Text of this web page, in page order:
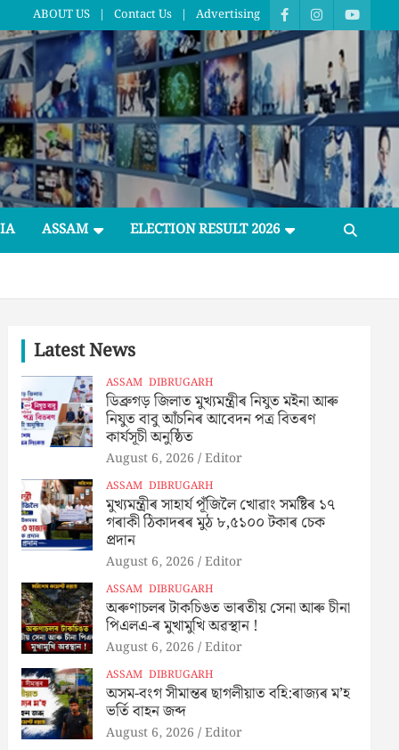
ABOUT US Contact Us Advertising
ASSAM ELECTION RESULT 2026
Latest News
ASSAM DIBRUGARH
ডিব্ৰুগড় জিলাত মুখ্যমন্ত্ৰীৰ নিযুত মইনা আৰু
নিযুত বাবু আঁচনিৰ আবেদন পত্ৰ বিতৰণ
কাৰ্যসূচী অনুষ্ঠিত
August 6, 2026 Editor
ASSAM DIBRUGARH
মুখ্যমন্ত্ৰীৰ সাহাৰ্য পূঁজিলৈ খোৱাং সমষ্টিৰ ১৭
গৰাকী ঠিকাদৰৰ মুঠ ৮,৫১০০ টকাৰ চেক
প্ৰদান
August 6, 2026 Editor
ASSAM DIBRUGARH
অৰুণাচলৰ টাকচিঙত ভাৰতীয় সেনা আৰু চীনা
পিএলএ-ৰ মুখামুখি অৱস্থান !
August 6, 2026 Editor
ASSAM DIBRUGARH
অসম-বংগ সীমান্তৰ ছাগলীয়াত বহি:ৰাজ্যৰ ম’হ
ভৰ্তি বাহন জব্দ
August 6, 2026 Editor